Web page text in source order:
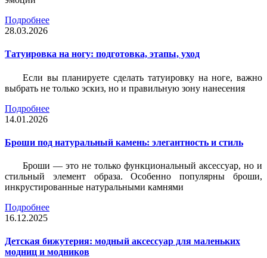
Подробнее
28.03.2026
Татуировка на ногу: подготовка, этапы, уход
Если вы планируете сделать татуировку на ноге, важно
выбрать не только эскиз, но и правильную зону нанесения
Подробнее
14.01.2026
Броши под натуральный камень: элегантность и стиль
Броши — это не только функциональный аксессуар, но и
стильный элемент образа. Особенно популярны броши,
инкрустированные натуральными камнями
Подробнее
16.12.2025
Детская бижутерия: модный аксессуар для маленьких
модниц и модников